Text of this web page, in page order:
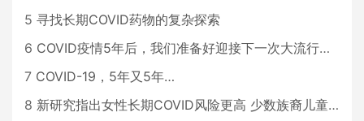
5 寻找长期COVID药物的复杂探索
6 COVID疫情5年后，我们准备好迎接下一次大流行了吗？
7 COVID-19，5年又5年…
8 新研究指出女性长期COVID风险更高 少数族裔儿童存在差异